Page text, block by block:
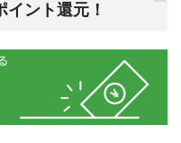
ント還元！